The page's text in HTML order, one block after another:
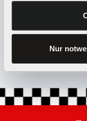
Nur
Newsletter-